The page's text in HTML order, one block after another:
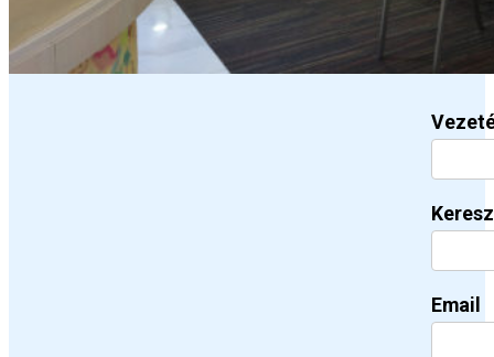
Email